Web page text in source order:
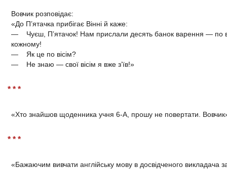
Вовчик розповідає:
«До П’ятачка прибігає Вінні й каже:
— Чуєш, П’ятачок! Нам прислали десять банок варення — по
кожному!
— Як це по вісім?
— Не знаю — свої вісім я вже з’їв!»
* * *
«Хто знайшов щоденника учня 6-А, прошу не повертати.
* * *
«Бажаючим вивчати англійську мову в досвідченого викладача